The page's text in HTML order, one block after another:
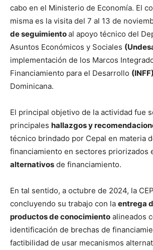
cabo en el Ministerio de Economía. El
misma es la visita del 7 al 13 de
de seguimientoal apoyo técnico del
Asuntos Económicos y Sociales
implementación de los Marcos
Financiamiento para el Desarrollo (INFF)
Dominicana.
El principal objetivo de la actividad fue
principales hallazgos y
técnico brindado por Cepal en materia
financiamiento en sectores priorizados
alternativos de financiamiento.
En tal sentido, a octubre de 2024, la
concluyendo su trabajo con la entrega
productos de conocimiento alineados
identificación de brechas de
factibilidad de usar mecanismos